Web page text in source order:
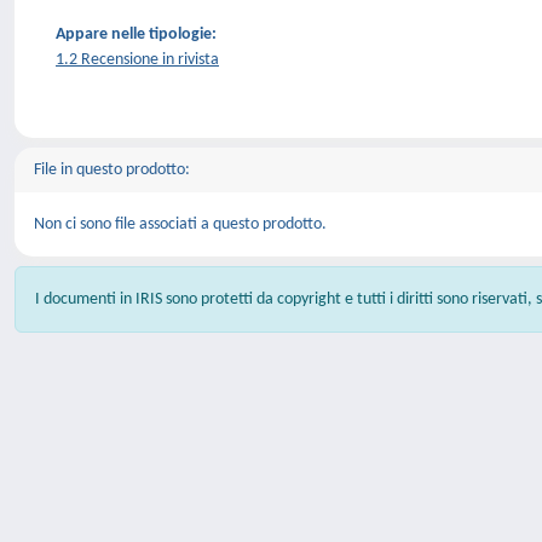
Appare nelle tipologie:
1.2 Recensione in rivista
File in questo prodotto:
Non ci sono file associati a questo prodotto.
I documenti in IRIS sono protetti da copyright e tutti i diritti sono riservati,